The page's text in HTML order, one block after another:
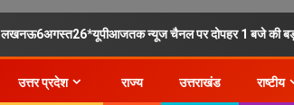
लखनऊ6अगस्त26*यूपीआजतक न्यूज चैनल पर दोपहर 1 बजे की
उत्तर प्रदेश राज्य उत्तराखंड राष्टीय